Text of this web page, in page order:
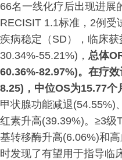
66名一线化疗后出现进展
RECISIT 1.1标准，2例受
疾病稳定（SD），临床
30.34%-55.21%)， 总体
60.36%-82.97%)。在疗
8.25)，中位OS为15.77个
甲状腺功能减退(54.55%)
红素升高(39.39%)。≥3级
基转移酶升高(6.06%)和
时发现了有望用于指导临